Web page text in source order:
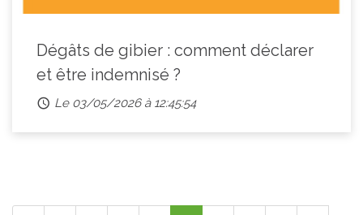
Dégâts de gibier : comment déclarer
et être indemnisé ?
Le 03/05/2026 à 12:45:54